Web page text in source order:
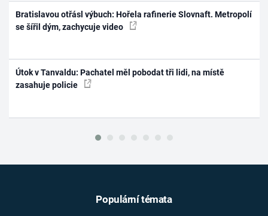
Bratislavou otřásl výbuch: Hořela rafinerie Slovnaft. Metropolí
se šířil dým, zachycuje video
Útok v Tanvaldu: Pachatel měl pobodat tři lidi, na místě
zasahuje policie
Populární témata